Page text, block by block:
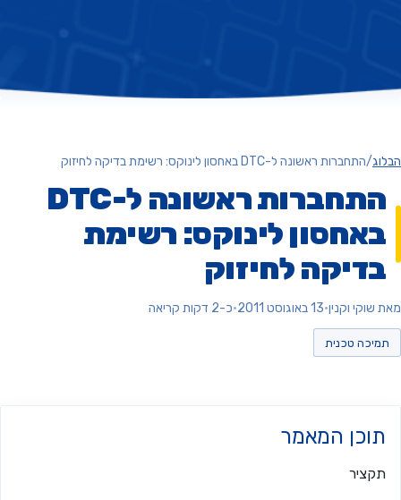
/התחברות ראשונה ל-DTC באחסון לינוקס: רשימת בדיקה לחיזוק
התחברות ראשונה ל-DTC
לינוקס: רשימת
לחיזוק
וקנין •13 באוגוסט 2011 •כ-2 דקות קריאה
טכנית
המאמר